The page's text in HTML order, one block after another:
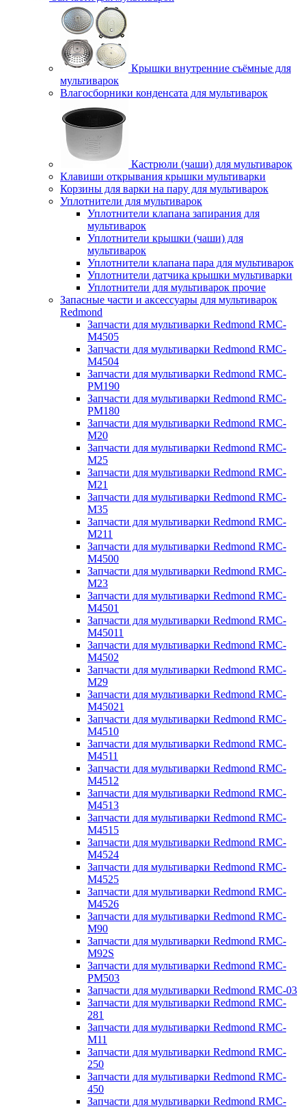
Крышки внутренние съёмные для
мультиварок
Влагосборники конденсата для мультиварок
Кастрюли (чаши) для мультиварок
Клавиши открывания крышки мультиварки
Корзины для варки на пару для мультиварок
Уплотнители для мультиварок
Уплотнители клапана запирания для
мультиварок
Уплотнители крышки (чаши) для
мультиварок
Уплотнители клапана пара для мультиварок
Уплотнители датчика крышки мультиварки
Уплотнители для мультиварок прочие
Запасные части и аксессуары для мультиварок
Redmond
Запчасти для мультиварки Redmond RMC-
M4505
Запчасти для мультиварки Redmond RMC-
M4504
Запчасти для мультиварки Redmond RMC-
PM190
Запчасти для мультиварки Redmond RMC-
PM180
Запчасти для мультиварки Redmond RMC-
M20
Запчасти для мультиварки Redmond RMC-
M25
Запчасти для мультиварки Redmond RMC-
M21
Запчасти для мультиварки Redmond RMC-
M35
Запчасти для мультиварки Redmond RMC-
M211
Запчасти для мультиварки Redmond RMC-
M4500
Запчасти для мультиварки Redmond RMC-
M23
Запчасти для мультиварки Redmond RMC-
M4501
Запчасти для мультиварки Redmond RMC-
M45011
Запчасти для мультиварки Redmond RMC-
M4502
Запчасти для мультиварки Redmond RMC-
M29
Запчасти для мультиварки Redmond RMC-
M45021
Запчасти для мультиварки Redmond RMC-
M4510
Запчасти для мультиварки Redmond RMC-
M4511
Запчасти для мультиварки Redmond RMC-
M4512
Запчасти для мультиварки Redmond RMC-
M4513
Запчасти для мультиварки Redmond RMC-
M4515
Запчасти для мультиварки Redmond RMC-
M4524
Запчасти для мультиварки Redmond RMC-
M4525
Запчасти для мультиварки Redmond RMC-
M4526
Запчасти для мультиварки Redmond RMC-
M90
Запчасти для мультиварки Redmond RMC-
M92S
Запчасти для мультиварки Redmond RMC-
PM503
Запчасти для мультиварки Redmond RMC-03
Запчасти для мультиварки Redmond RMC-
281
Запчасти для мультиварки Redmond RMC-
M11
Запчасти для мультиварки Redmond RMC-
250
Запчасти для мультиварки Redmond RMC-
450
Запчасти для мультиварки Redmond RMC-